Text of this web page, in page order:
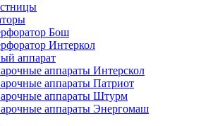
Бош
Интеркол
аппарат
аппараты Интерскол
аппараты Патриот
аппараты Штурм
аппараты Энергомаш